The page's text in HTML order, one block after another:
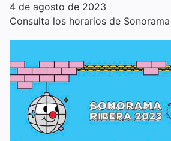
4 de agosto de 2023
Consulta los horarios de